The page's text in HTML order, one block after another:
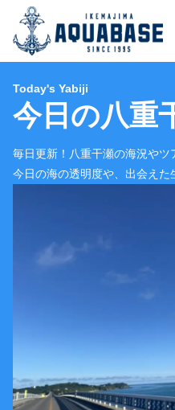
Today's Yabiji
今日の八重
毎日更新！八重干瀬の海況やツ
今日の海の透明度や、出会えた